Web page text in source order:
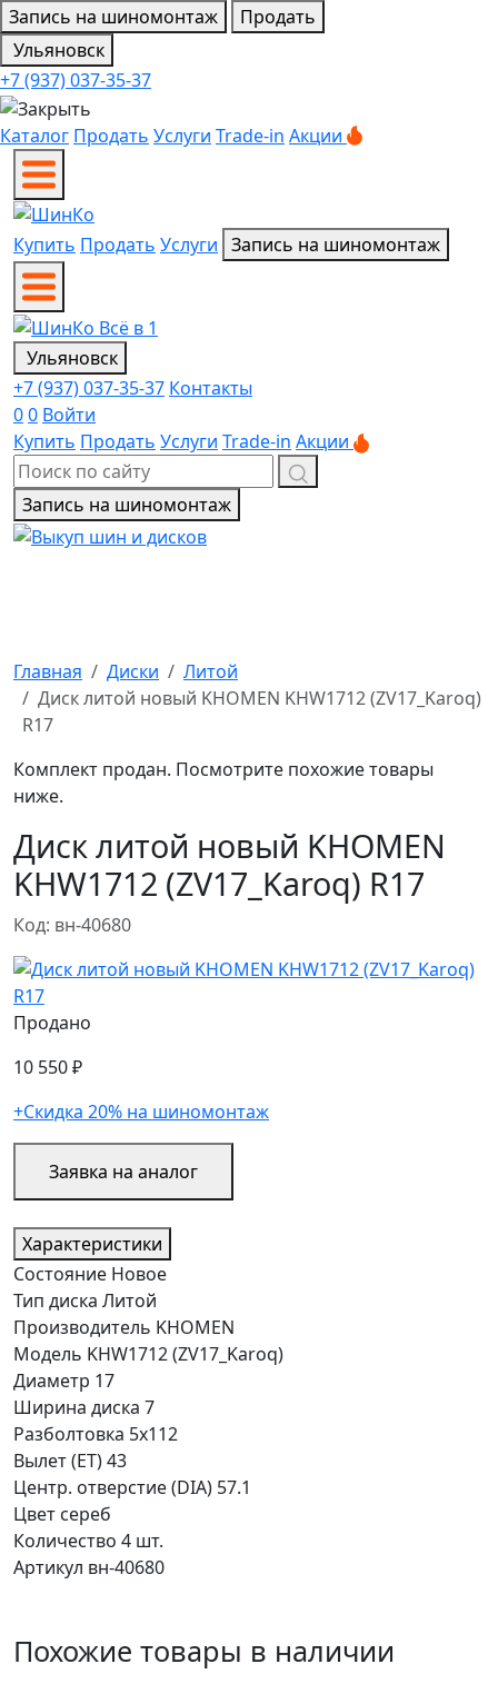
Запись на шиномонтаж
Продать
Ульяновск
+7 (937) 037-35-37
Каталог Продать Услуги Trade-in Акции
Купить Продать Услуги Запись на шиномонтаж
Ульяновск
+7 (937) 037-35-37 Контакты
00 Войти
Купить Продать Услуги Trade-in Акции
Запись на шиномонтаж
Главная Диски
Литой
Диск литой новый KHOMEN KHW1712 (ZV17_Karoq)
R17
Комплект продан. Посмотрите похожие товары
ниже.
Диск литой новый KHOMEN
KHW1712 (ZV17_Karoq) R17
Код: вн-40680
Продано
10 550 ₽
+Скидка 20% на шиномонтаж
Заявка на аналог
Характеристики
Состояние Новое
Тип диска Литой
Производитель KHOMEN
Модель KHW1712 (ZV17_Karoq)
Диаметр 17
Ширина диска 7
Разболтовка 5x112
Вылет (ET)43
Центр. отверстие (DIA) 57.1
Цвет сереб
Количество 4 шт.
Артикул вн-40680
Похожие товары в наличии